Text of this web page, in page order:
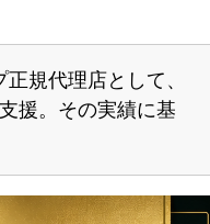
正規代理店として、
援。 その実績に基